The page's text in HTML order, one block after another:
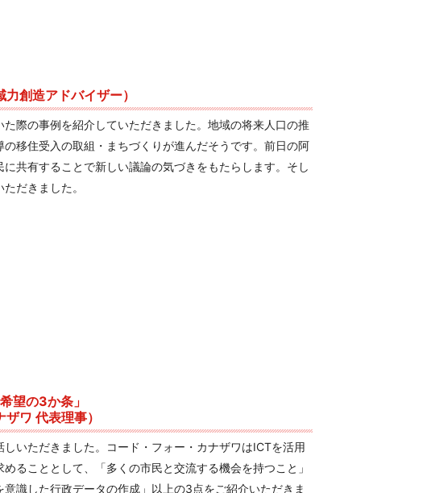
創造アドバイザー）
際の事例を紹介していただきました。地域の将来人口の推
移住受入の取組・まちづくりが進んだそうです。前日の阿
共有することで新しい議論の気づきをもたらします。そし
だきました。
望の3か条」
ワ 代表理事）
いただきました。コード・フォー・カナザワはICTを活用
ることとして、「多くの市民と交流する機会を持つこと」
識した行政データの作成」以上の3点をご紹介いただきま